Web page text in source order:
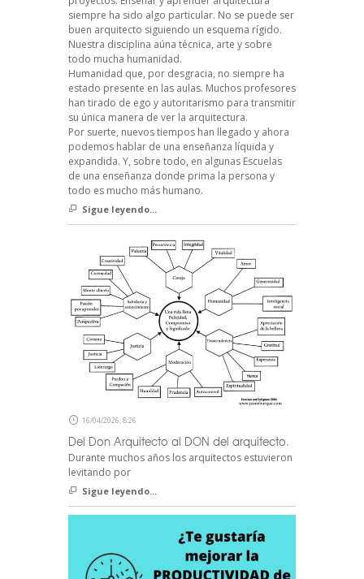
siempre ha sido algo particular. No se puede ser
buen arquitecto siguiendo un esquema rígido.
Nuestra disciplina aúna técnica, arte y sobre
todo mucha humanidad.
Humanidad que, por desgracia, no siempre ha
estado presente en las aulas. Muchos profesores
han tirado de ego y autoritarismo para transmitir
su única manera de ver la arquitectura.
Por suerte, nuevos tiempos han llegado y ahora
podemos hablar de una enseñanza líquida y
expandida. Y, sobre todo, en algunas Escuelas
de una enseñanza donde prima la persona y
todo es mucho más humano.
Sigue leyendo...
16/04/2026, 8:26
Del Don Arquitecto al DON del arquitecto.
Durante muchos años los arquitectos estuvieron
levitando por
Sigue leyendo...